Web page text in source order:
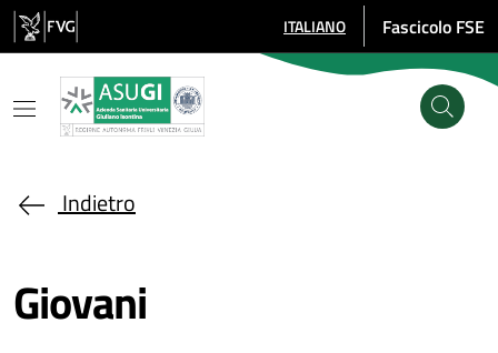
Salta al contenuto principale
SELEZIONE LINGUA: LINGUA
ITALIANO Fascicolo FSE
Indietro
Giovani